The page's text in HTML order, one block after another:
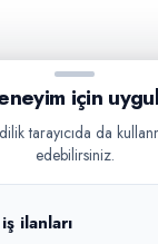
için
tarayıcıda da
edebilirsiniz.
ilanları